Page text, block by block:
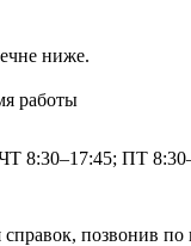
ниже.
работы
8:30–17:45; ПТ
позвонив